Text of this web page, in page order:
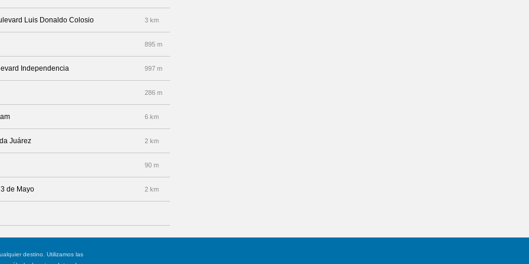
Luis Donaldo Colosio 3 km
895 m
Independencia 997 m
286 m
6 km
Juárez 2 km
90 m
de Mayo 2 km
destino. Utilizamos las